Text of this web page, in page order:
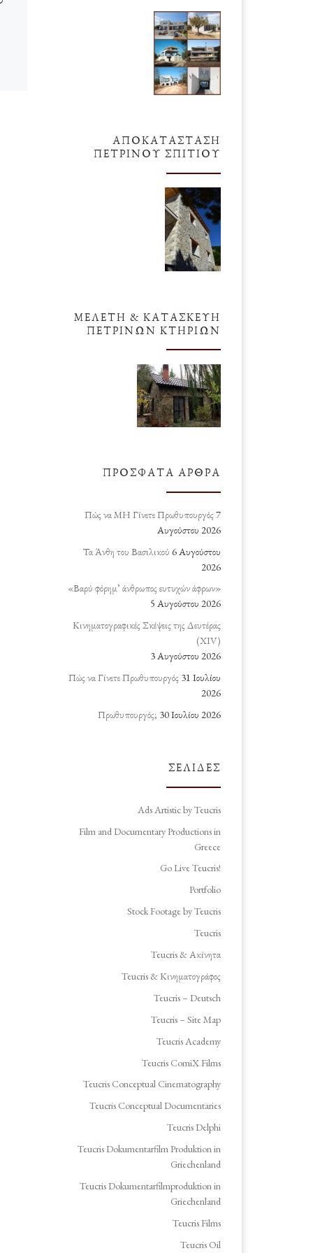
του Υπερεγώ
Το υπερεγώ κερδίζει πάντα, την
ηθική, τη σύνεση και την λογική.
Αποτελεί τον πλέον σίγουρο
ΑΠΟΚΑΤΆΣΤΑΣΗ
ΠΈΤΡΙΝΟΥ ΣΠΙΤΙΟΎ
ΜΕΛΈΤΗ & ΚΑΤΑΣΚΕΥΉ
ΠΈΤΡΙΝΩΝ ΚΤΗΡΊΩΝ
ΠΡΌΣΦΑΤΑ ΆΡΘΡΑ
Πώς να ΜΗ Γίνετε Πρωθυπουργός 7
Αυγούστου 2026
Τα Άνθη του Βασιλικού 6 Αυγούστου
2026
«Βαρύ φόρημ’ άνθρωπος ευτυχών άφρων»
5 Αυγούστου 2026
Κινηματογραφικές Σκέψεις της Δευτέρας
(ΧΙV)
3 Αυγούστου 2026
Πώς να Γίνετε Πρωθυπουργός 31 Ιουλίου
2026
Πρωθυπουργός; 30 Ιουλίου 2026
ΣΕΛΊΔΕΣ
Ads Artistic by Teucris
Film and Documentary Productions in
Greece
Go Live Teucris!
Portfolio
Stock Footage by Teucris
Teucris
Teucris & Ακίνητα
Teucris & Κινηματογράφος
Teucris – Deutsch
Teucris – Site Map
Teucris Academy
Teucris ComiX Films
Teucris Conceptual Cinematography
Teucris Conceptual Documentaries
Teucris Delphi
Teucris Dokumentarfilm Produktion in
Griechenland
Teucris Dokumentarfilmproduktion in
Griechenland
Teucris Films
Teucris Oil